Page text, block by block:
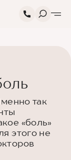
так
«боль»
этого не